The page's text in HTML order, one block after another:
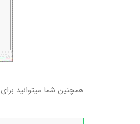
همچنین شما میتوانید